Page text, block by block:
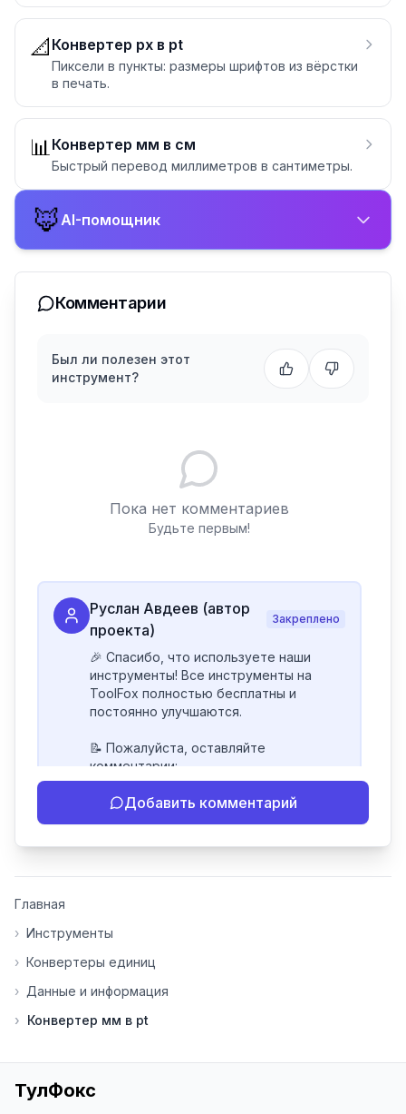
📐 Конвертер px в pt
Пиксели в пункты: размеры шрифтов из вёрстки
в печать.
📊Конвертер мм в см
Быстрый перевод миллиметров в сантиметры.
🦊AI-помощник
Комментарии
Был ли полезен этот
инструмент?
Пока нет комментариев
Будьте первым!
Руслан Авдеев (автор
проекта)
Закреплено
🎉 Спасибо, что используете наши
инструменты! Все инструменты на
ToolFox полностью бесплатны и
постоянно улучшаются.
📝 Пожалуйста, оставляйте
комментарии:
- Если инструмент работает
некорректно
инструменты нуждаются в доработке.
основе вашей обратной связи.
⭐ Если вам нравится ToolFox — буду
благодарен за отзыв о сайте в
наши инструменты!
Добавить комментарий
Главная
› Инструменты
› Конвертеры единиц
› Данные и информация
› Конвертер мм в pt
ТулФокс